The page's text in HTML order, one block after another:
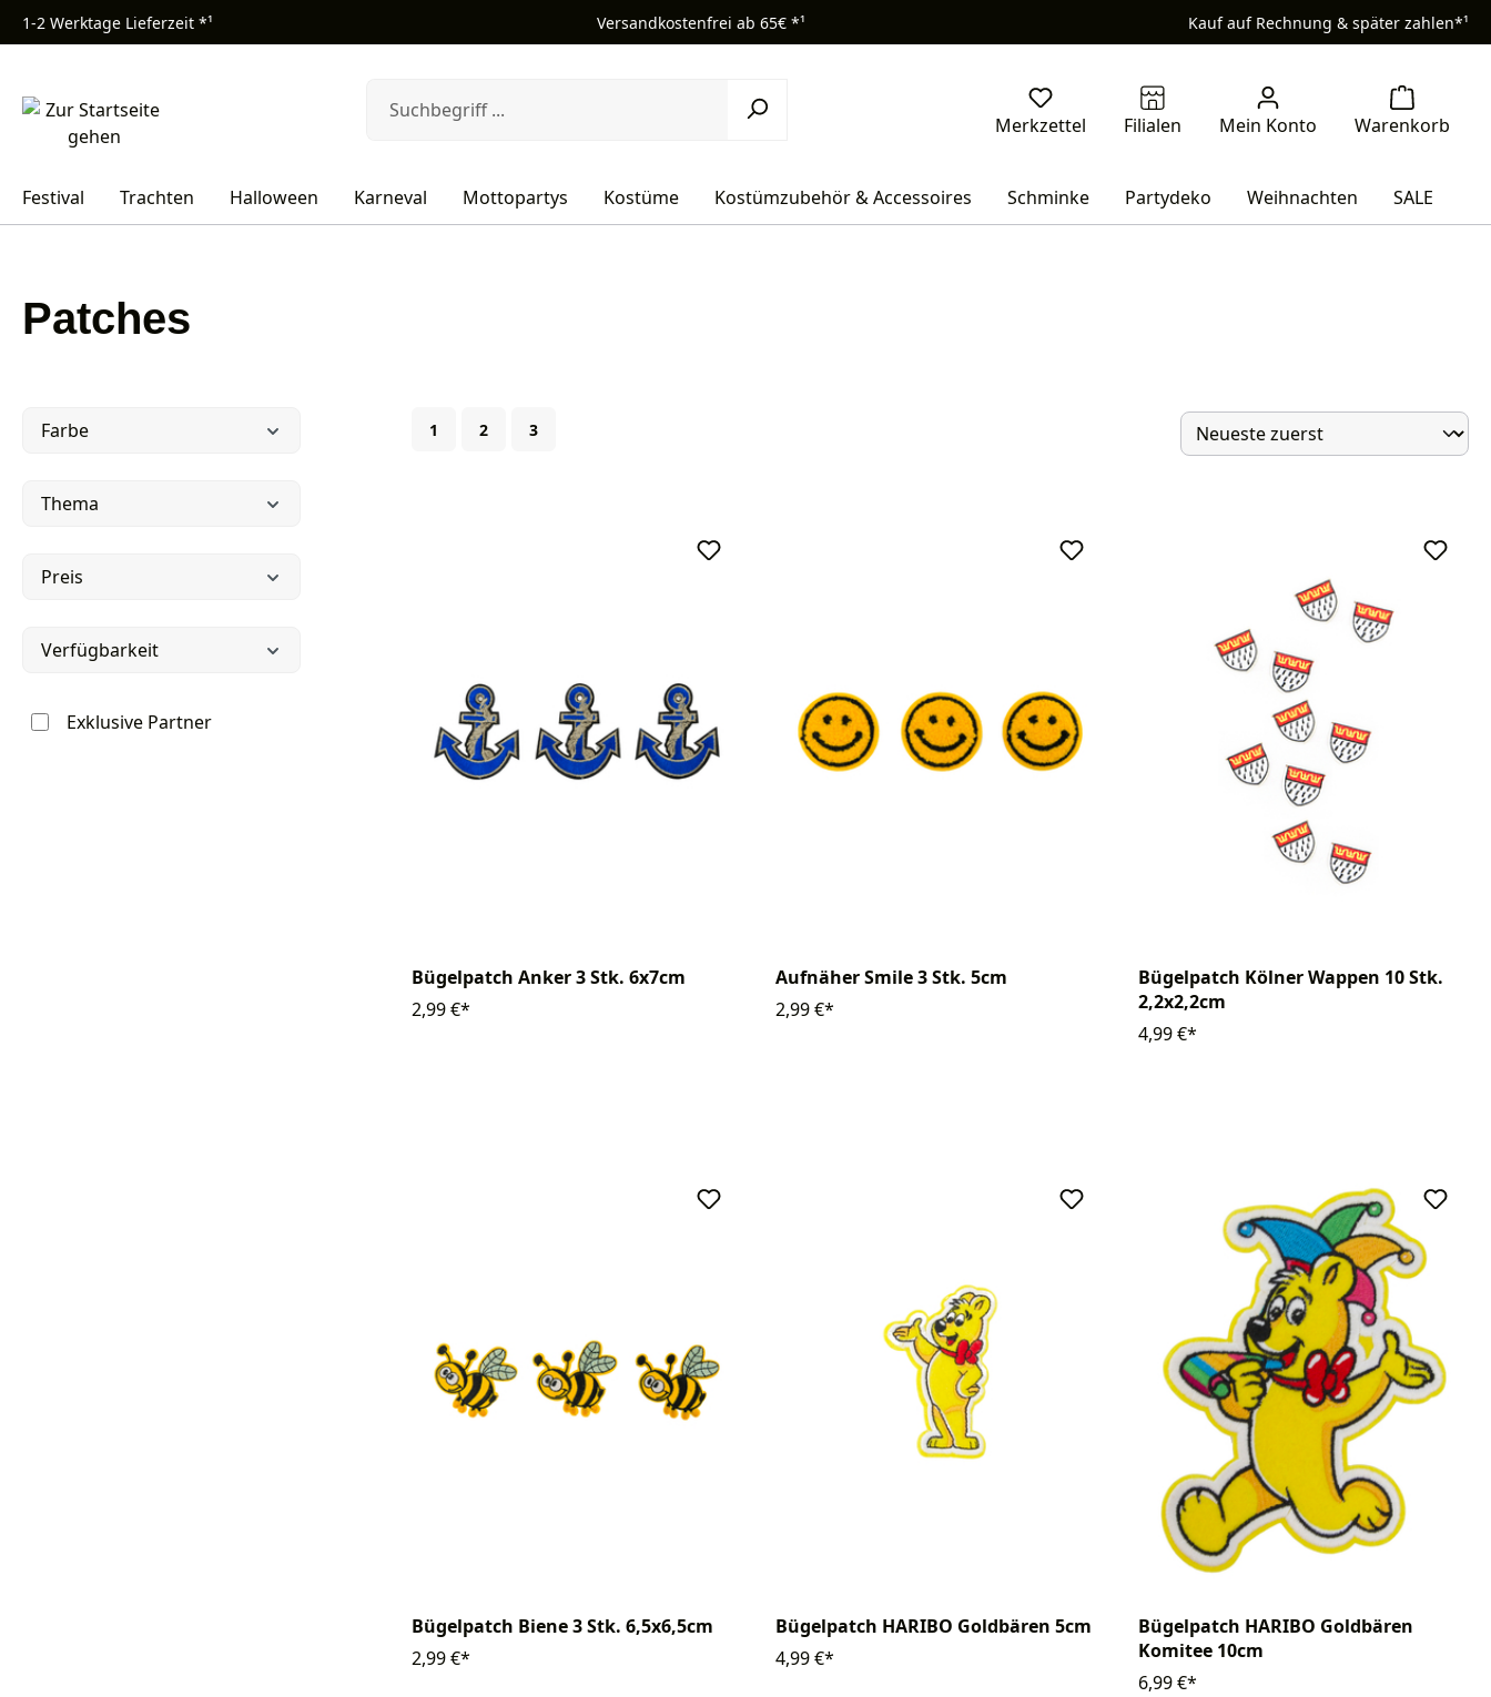
Hauptinhalt springen
Zur Suche springen
Zur Hauptnavigation springen
1-2 Werktage Lieferzeit *¹ Versandkostenfrei ab 65€ *¹ Kauf auf Rechnung & später zahlen*¹
Festival Trachten Halloween Karneval Mottopartys Kostüme Kostümzubehör & Accessoires Schminke Partydeko Weihnachten SALE
Patches
Farbe
Thema
Preis
Verfügbarkeit
Exklusive Partner
Seite
1 Seite
2 Seite
3
Bügelpatch Anker 3 Stk. 6x7cm
2,99 €*
Aufnäher Smile 3 Stk. 5cm
2,99 €*
Bügelpatch Kölner Wappen 10 Stk.
2,2x2,2cm
4,99 €*
Bügelpatch Biene 3 Stk. 6,5x6,5cm
2,99 €*
Bügelpatch HARIBO Goldbären 5cm
4,99 €*
Bügelpatch HARIBO Goldbären
Komitee 10cm
6,99 €*